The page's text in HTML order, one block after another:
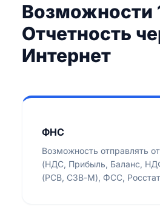
Возможности
Отчетность
Интернет
ФНС
Возможность отправлять
(НДС, Прибыль, Баланс,
(РСВ, СЗВ-М), ФСС, Росстат